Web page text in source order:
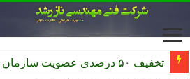
تخفیف ۵۰ درصدی عضویت سازمان نظام مهندسی کشاورزی